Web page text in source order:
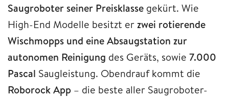
Saugroboter seiner Preisklasse gekürt. Wie
High-End Modelle besitzt erzwei rotierende
Wischmopps und eine Absaugstation zur
autonomen Reinigung des Geräts, sowie 7.000
Pascal Saugleistung. Obendrauf kommt die
Roborock App – die beste aller Saugroboter-